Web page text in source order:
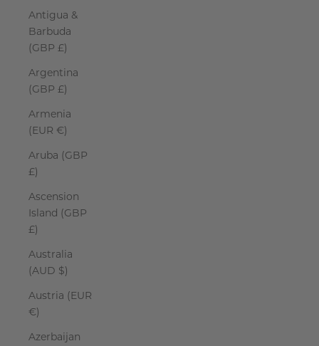
Antigua &
Barbuda
(GBP £)
Argentina
(GBP £)
Armenia
(EUR €)
Aruba (GBP
£)
Ascension
Island (GBP
£)
Australia
(AUD $)
Austria (EUR
€)
Azerbaijan